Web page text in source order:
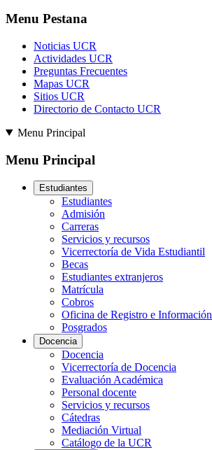
Menu Pestana
Noticias UCR
Actividades UCR
Preguntas Frecuentes
Mapas UCR
Sitios UCR
Directorio de Contacto UCR
Menu Principal
Menu Principal
Estudiantes
Estudiantes
Admisión
Carreras
Servicios y recursos
Vicerrectoría de Vida Estudiantil
Becas
Estudiantes extranjeros
Matrícula
Cobros
Oficina de Registro e Información
Posgrados
Docencia
Docencia
Vicerrectoría de Docencia
Evaluación Académica
Personal docente
Servicios y recursos
Cátedras
Mediación Virtual
Catálogo de la UCR